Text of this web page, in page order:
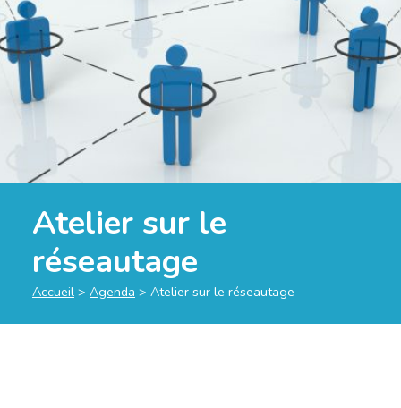
Atelier sur le
réseautage
Accueil > Agenda > Atelier sur le réseautage